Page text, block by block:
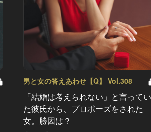
男と女の答えあわせ【Q】 Vol.308
「結婚は考えられない」と言ってい
た彼氏から、プロポーズをされた
女。勝因は？